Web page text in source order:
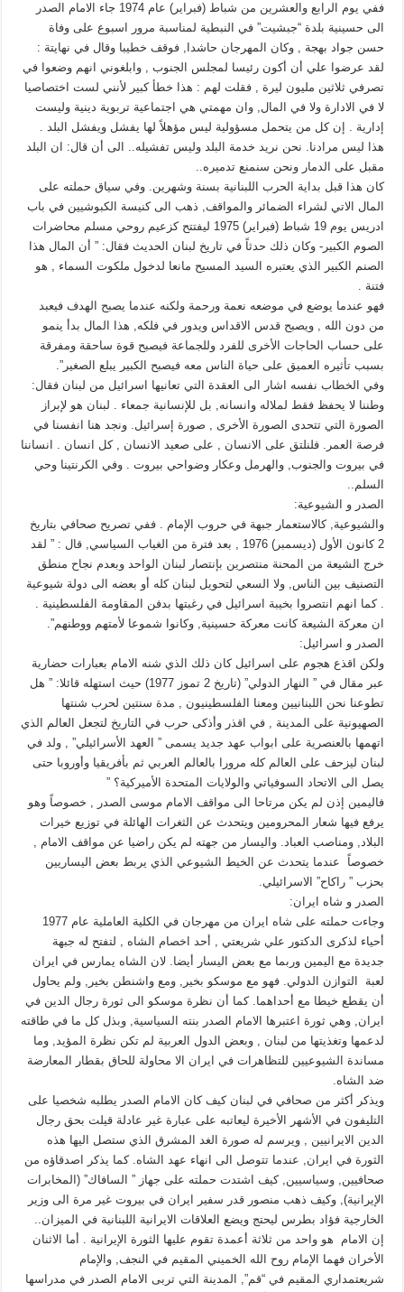
ففي يوم الرابع والعشرين من شباط (فبراير) عام 1974 جاء الامام الصدر
الى حسينية بلدة “جبشيت” في النبطية لمناسبة مرور اسبوع على وفاة
حسن جواد بهجة , وكان المهرجان حاشدا, فوقف خطيبا وقال في نهايتة :
لقد عرضوا علي أن أكون رئيسا لمجلس الجنوب , وابلغوني انهم وضعوا في
تصرفي ثلاثين مليون ليرة , فقلت لهم : هذا خطأ كبير لأنني لست اختصاصيا
لا في الادارة ولا في المال, وان مهمتي هي اجتماعية تربوية دينية وليست
إدارية . إن كل من يتحمل مسؤولية ليس مؤهلاً لها يفشل ويفشل البلد .
هذا ليس مرادنا. نحن نريد خدمة البلد وليس تفشيله.. الى أن قال: ان البلد
مقبل على الدمار ونحن سنمنع تدميره..
كان هذا قبل بداية الحرب اللبنانية بسنة وشهرين. وفي سياق حملته على
المال الاتي لشراء الضمائر والمواقف, ذهب الى كنيسة الكبوشيين في باب
ادريس يوم 19 شباط (فبراير) 1975 ليفتتح كزعيم روحي مسلم محاضرات
الصوم الكبير- وكان ذلك حدثاً في تاريخ لبنان الحديث فقال: ” أن المال هذا
الصنم الكبير الذي يعتبره السيد المسيح مانعا لدخول ملكوت السماء , هو
فتنة .
فهو عندما يوضع في موضعه نعمة ورحمة ولكنه عندما يصبح الهدف فيعبد
من دون الله , ويصبح قدس الاقداس ويدور في فلكه, هذا المال بدأ ينمو
على حساب الحاجات الأخرى للفرد وللجماعة فيصبح قوة ساحقة ومفرقة
بسبب تأثيره العميق على حياة الناس معه فيصبح الكبير يبلع الصغير”.
وفي الخطاب نفسه اشار الى العقدة التي تعانيها اسرائيل من لبنان فقال:
وطننا لا يحفظ فقط لملاله وانسانه, بل للإنسانية جمعاء . لبنان هو لإبراز
الصورة التي تتحدى الصورة الأخرى , صورة إسرائيل. ونجد هنا انفسنا في
فرصة العمر. فلنلتق على الانسان , على صعيد الانسان , كل انسان . انساننا
في بيروت والجنوب, والهرمل وعكار وضواحي بيروت . وفي الكرنتينا وحي
السلم..
الصدر و الشيوعية:
والشيوعية, كالاستعمار جبهة في حروب الإمام . ففي تصريح صحافي بتاريخ
2 كانون الأول (ديسمبر) 1976 , بعد فترة من الغياب السياسي, قال : ” لقد
خرج الشيعة من المحنة منتصرين بإنتصار لبنان الواحد وبعدم نجاح منطق
التصنيف بين الناس, ولا السعي لتحويل لبنان كله أو بعضه الى دولة شيوعية
. كما انهم انتصروا بخيبة اسرائيل في رغبتها بدفن المقاومة الفلسطينية .
ان معركة الشيعة كانت معركة حسينية, وكانوا شموعا لأمتهم ووطنهم”.
الصدر و اسرائيل:
ولكن اقذع هجوم على اسرائيل كان ذلك الذي شنه الامام بعبارات حضارية
عبر مقال في ” النهار الدولي” (تاريخ 2 تموز 1977) حيث استهله قائلا: ” هل
تطوعنا نحن اللبنانيين ومعنا الفلسطينيون , مدة سنتين لحرب شنتها
الصهيونية على المدينة , في اقذر وأذكى حرب في التاريخ لتجعل العالم الذي
اتهمها بالعنصرية على ابواب عهد جديد يسمى ” العهد الأسرائيلي” , ولد في
لبنان ليزحف على العالم كله مرورا بالعالم العربي ثم بأفريقيا وأوروبا حتى
يصل الى الاتحاد السوفياتي والولايات المتحدة الأميركية؟ ”
فاليمين إذن لم يكن مرتاحا الى مواقف الامام موسى الصدر , خصوصاً وهو
يرفع فيها شعار المحرومين ويتحدث عن الثغرات الهائلة في توزيع خيرات
البلاد, ومناصب العباد. واليسار من جهته لم يكن راضيا عن مواقف الامام ,
خصوصاً عندما يتحدث عن الخيط الشيوعي الذي يربط بعض اليساريين
بحزب ” راكاح” الاسرائيلي.
الصدر و شاه ايران:
وجاءت حملته على شاه ايران من مهرجان في الكلية العاملية عام 1977
أحياء لذكرى الدكتور علي شريعتي , أحد اخصام الشاه , لتفتح له جبهة
جديدة مع اليمين وربما مع بعض اليسار أيضا. لان الشاه يمارس في ايران
لعبة التوازن الدولي. فهو مع موسكو بخير, ومع واشنطن بخير, ولم يحاول
أن يقطع خيطا مع أحداهما. كما أن نظرة موسكو الى ثورة رجال الدين في
ايران, وهي ثورة اعتبرها الامام الصدر بنته السياسية, وبذل كل ما في طاقته
لدعمها وتغذيتها من لبنان , وبعض الدول العربية لم تكن نظرة المؤيد, وما
مساندة الشيوعيين للتظاهرات في ايران الا محاولة للحاق بقطار المعارضة
ضد الشاه.
ويذكر أكثر من صحافي في لبنان كيف كان الامام الصدر يطلبه شخصيا على
التليفون في الأشهر الأخيرة ليعاتبه على عبارة غير عادلة قيلت بحق رجال
الدين الايرانيين , ويرسم له صورة الغد المشرق الذي ستصل اليها هذه
الثورة في ايران, عندما تتوصل الى انهاء عهد الشاه. كما يذكر اصدقاؤه من
صحافيين, وسياسيين, كيف اشتدت حملته على جهاز ” السافاك” (المخابرات
الإيرانية), وكيف ذهب منصور قدر سفير ايران في بيروت غير مرة الى وزير
الخارجية فؤاد بطرس ليحتج ويضع العلاقات الايرانية اللبنانية في الميزان..
إن الامام هو واحد من ثلاثة أعمدة تقوم عليها الثورة الإيرانية . أما الاثنان
الأخران فهما الإمام روح الله الخميني المقيم في النجف, والإمام
شريعتمداري المقيم في “قم”, المدينة التي تربى الامام الصدر في مدراسها